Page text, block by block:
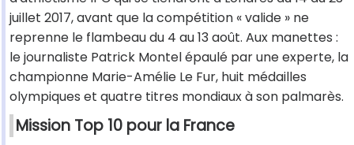
juillet 2017, avant que la compétition « valide » ne
reprenne le flambeau du 4 au 13 août. Aux manettes :
le journaliste Patrick Montel épaulé par une experte, la
championne Marie-Amélie Le Fur, huit médailles
olympiques et quatre titres mondiaux à son palmarès.
Mission Top 10 pour la France